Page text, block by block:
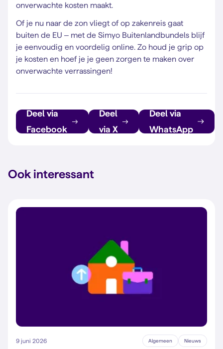
onverwachte kosten maakt.
Of je nu naar de zon vliegt of op zakenreis gaat
buiten de EU – met de Simyo Buitenlandbundels blijf
je eenvoudig en voordelig online. Zo houd je grip op
je kosten en hoef je je geen zorgen te maken over
onverwachte verrassingen!
Deel via
Facebook
Deel
via X
Deel via
WhatsApp
Ook interessant
9 juni 2026 Algemeen Nieuws